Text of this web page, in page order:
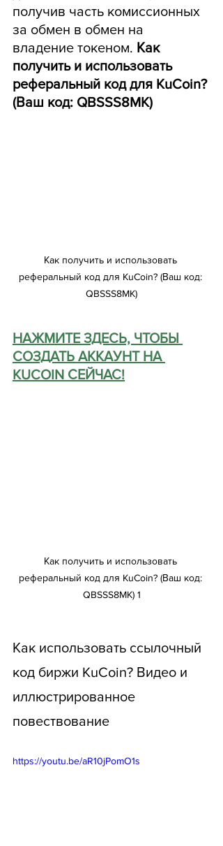
получив часть комиссионных
за обмен в обмен на
владение токеном. Как
получить и использовать
реферальный код для KuCoin?
(Ваш код: QBSSS8MK)
Как получить и использовать
реферальный код для KuCoin? (Ваш код:
QBSSS8MK)
НАЖМИТЕ ЗДЕСЬ, ЧТОБЫ
СОЗДАТЬ АККАУНТ НА ​​
KUCOIN СЕЙЧАС!
Как получить и использовать
реферальный код для KuCoin? (Ваш код:
QBSSS8MK) 1
Как использовать ссылочный
код биржи KuCoin? Видео и
иллюстрированное
повествование
https://youtu.be/aR10jPomO1s